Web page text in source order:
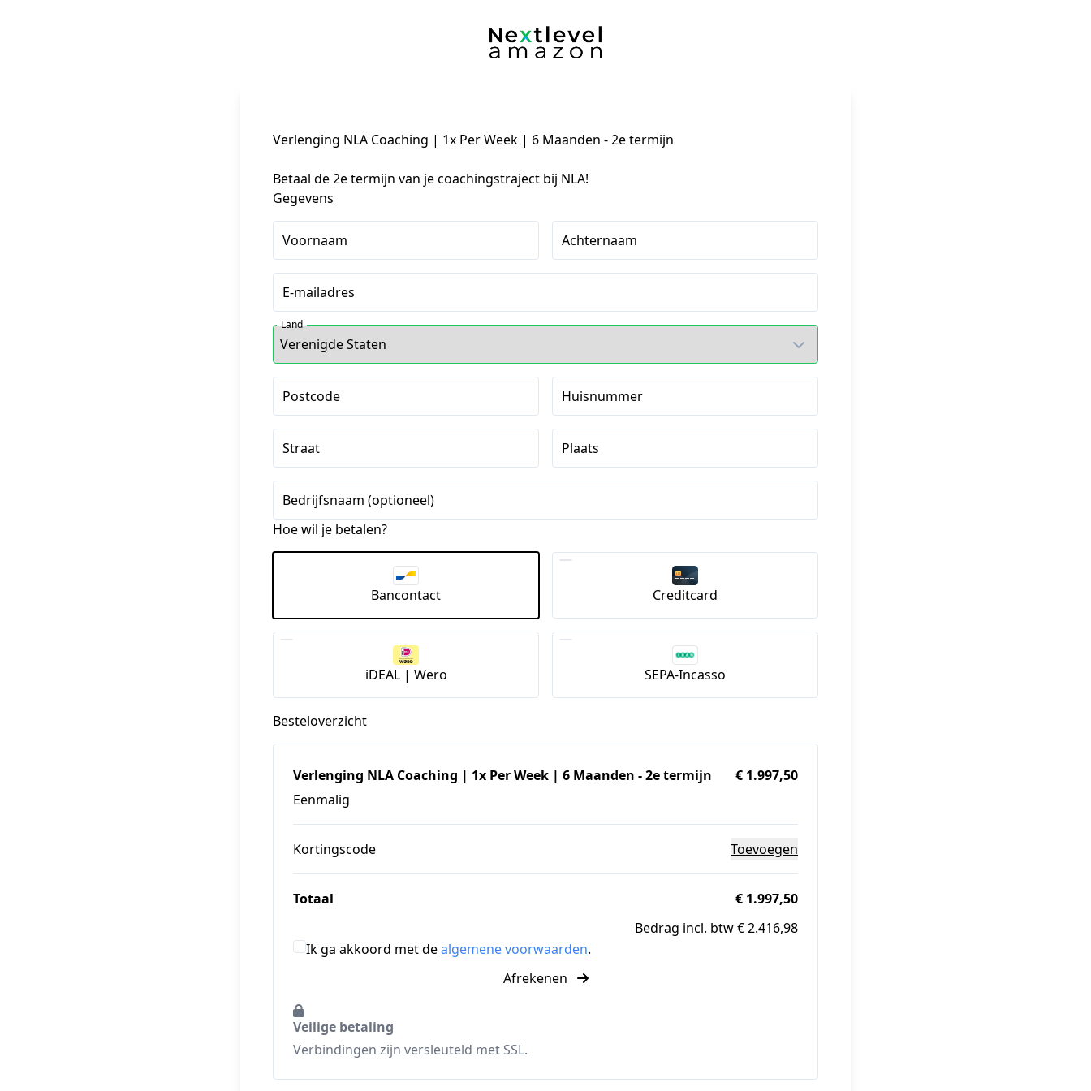
Verlenging NLA Coaching | 1x Per Week | 6 Maanden - 2e termijn
Betaal de 2e termijn van je coachingstraject bij NLA!
Gegevens
Voornaam Achternaam
E-mailadres
Land
Postcode Huisnummer
Straat Plaats
Bedrijfsnaam (optioneel)
Hoe wil je betalen?
Bancontact Creditcard
iDEAL | Wero SEPA-Incasso
Besteloverzicht
Verlenging NLA Coaching | 1x Per Week | 6 Maanden - 2e termijn
Eenmalig
€ 1.997,50
Kortingscode Toevoegen
Totaal
€ 1.997,50
Bedrag incl. btw € 2.416,98
Ik ga akkoord met dealgemene voorwaarden.
Afrekenen
Veilige betaling
Verbindingen zijn versleuteld met SSL.